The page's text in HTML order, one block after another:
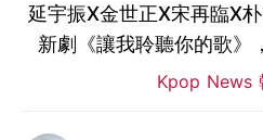
延宇振X金世正X宋再臨X
新劇《讓我聆聽你的歌》
Kpop News